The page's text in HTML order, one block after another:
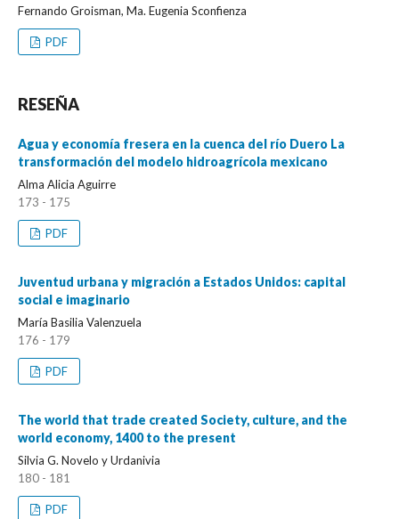
Fernando Groisman, Ma. Eugenia Sconfienza
PDF
RESEÑA
Agua y economía fresera en la cuenca del río Duero La
transformación del modelo hidroagrícola mexicano
Alma Alicia Aguirre
173 - 175
PDF
Juventud urbana y migración a Estados Unidos: capital
social e imaginario
María Basilia Valenzuela
176 - 179
PDF
The world that trade created Society, culture, and the
world economy, 1400 to the present
Silvia G. Novelo y Urdanivia
180 - 181
PDF